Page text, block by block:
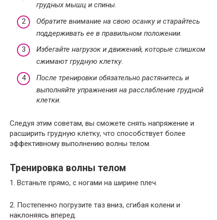
грудных мышц и спины.
Обратите внимание на свою осанку и старайтесь
поддерживать ее в правильном положении.
Избегайте нагрузок и движений, которые слишком
сжимают грудную клетку.
После тренировки обязательно растянитесь и
выполняйте упражнения на расслабление грудной
клетки.
Следуя этим советам, вы сможете снять напряжение и
расширить грудную клетку, что способствует более
эффективному выполнению волны телом.
Тренировка волны телом
1. Встаньте прямо, с ногами на ширине плеч.
2. Постепенно погрузите таз вниз, сгибая колени и
наклоняясь вперед.